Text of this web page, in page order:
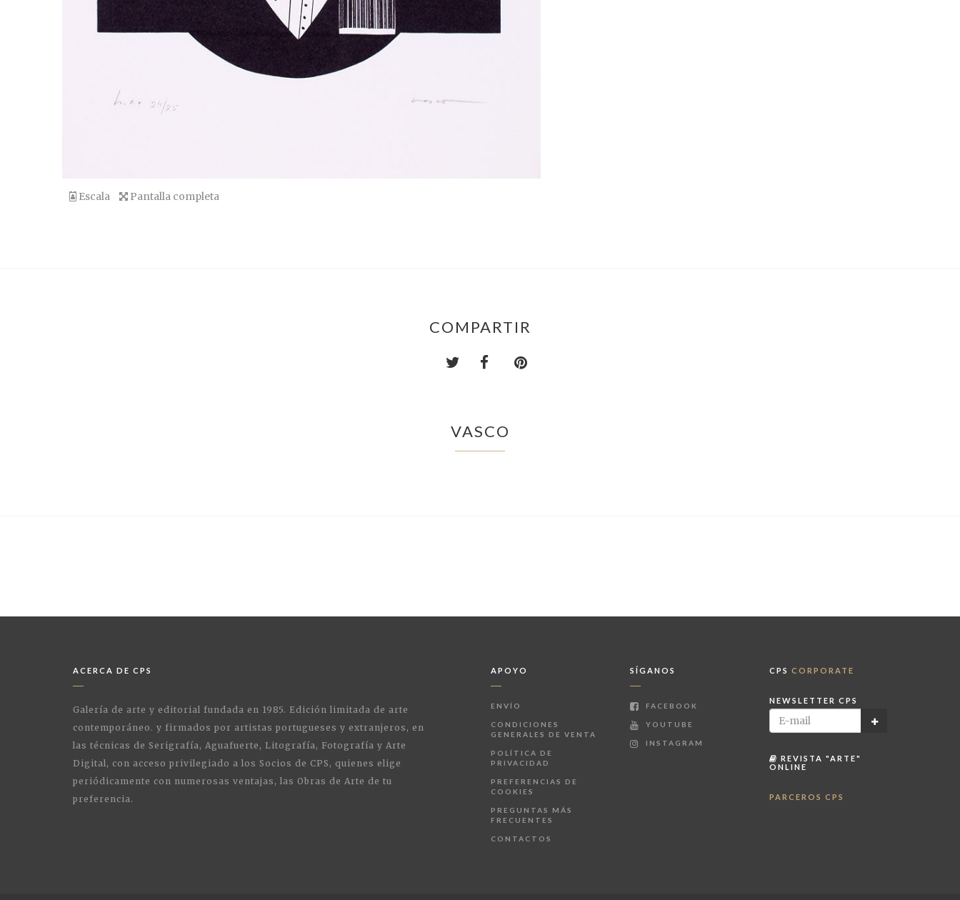
Escala Pantalla completa
COMPARTIR
VASCO
ACERCA DE CPS
Galería de arte y editorial fundada en 1985. Edición limitada de arte
contemporáneo. y firmados por artistas portugueses y extranjeros, en
las técnicas de Serigrafía, Aguafuerte, Litografía, Fotografía y Arte
Digital, con acceso privilegiado a los Socios de CPS, quienes elige
periódicamente con numerosas ventajas, las Obras de Arte de tu
preferencia.
APOYO
ENVÍO
CONDICIONES
GENERALES DE VENTA
POLÍTICA DE
PRIVACIDAD
PREFERENCIAS DE
COOKIES
PREGUNTAS MÁS
FRECUENTES
CONTACTOS
SÍGANOS
FACEBOOK
YOUTUBE
INSTAGRAM
CPS CORPORATE
NEWSLETTER CPS
REVISTA "ARTE"
ONLINE
PARCEROS CPS